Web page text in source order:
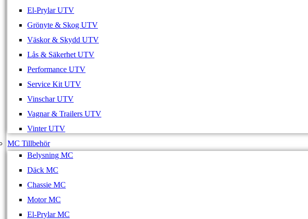
El-Prylar UTV
Grönyte & Skog UTV
Väskor & Skydd UTV
Lås & Säkerhet UTV
Performance UTV
Service Kit UTV
Vinschar UTV
Vagnar & Trailers UTV
Vinter UTV
MC Tillbehör
Belysning MC
Däck MC
Chassie MC
Motor MC
El-Prylar MC